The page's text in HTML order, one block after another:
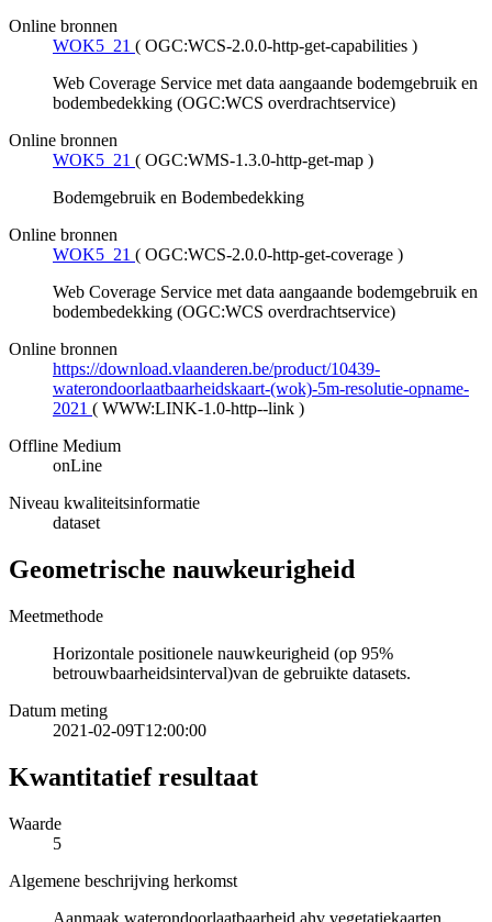
Online bronnen
WOK5_21 ( OGC:WCS-2.0.0-http-get-capabilities )
Web Coverage Service met data aangaande bodemgebruik en
bodembedekking (OGC:WCS overdrachtservice)
Online bronnen
WOK5_21 ( OGC:WMS-1.3.0-http-get-map )
Bodemgebruik en Bodembedekking
Online bronnen
WOK5_21 ( OGC:WCS-2.0.0-http-get-coverage )
Web Coverage Service met data aangaande bodemgebruik en
bodembedekking (OGC:WCS overdrachtservice)
Online bronnen
https://download.vlaanderen.be/product/10439-
waterondoorlaatbaarheidskaart-(wok)-5m-resolutie-opname-
2021 ( WWW:LINK-1.0-http--link )
Offline Medium
onLine
Niveau kwaliteitsinformatie
dataset
Geometrische nauwkeurigheid
Meetmethode
Horizontale positionele nauwkeurigheid (op 95%
betrouwbaarheidsinterval)van de gebruikte datasets.
Datum meting
2021-02-09T12:00:00
Kwantitatief resultaat
Waarde
5
Algemene beschrijving herkomst
Aanmaak waterondoorlaatbaarheid ahv vegetatiekaarten,